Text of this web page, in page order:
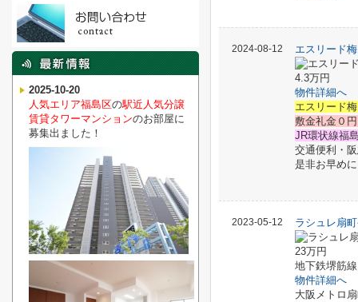
2024-08-12 エスリード
4.3万円
物件詳細へ
エスリード
敷金礼金０
JR環状線福
交通便利・
是非お早め
2023-05-12 ラシュレ扇
23
地下鉄堺筋
物件詳細へ
大阪メトロ
2025-10-20
人気エリア福島区の駅近人気分譲
賃貸タワーマンションのお部屋に
募集出ました！